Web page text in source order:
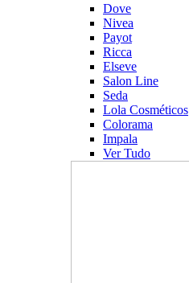
Dove
Nivea
Payot
Ricca
Elseve
Salon Line
Seda
Lola Cosméticos
Colorama
Impala
Ver Tudo